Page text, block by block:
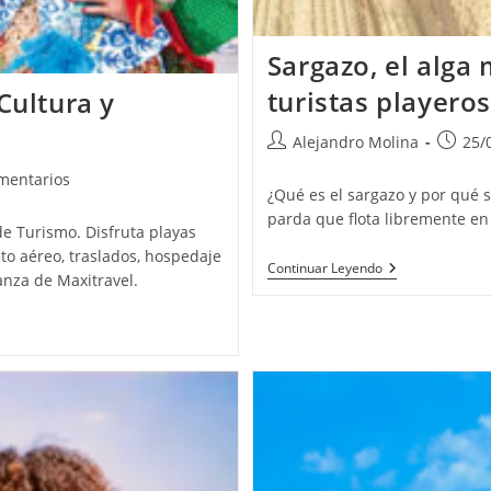
y
Turismo. Disfruta playas
aéreo, traslados, hospedaje
de Maxitravel.
Sargazo, el
turistas
Autor
la
entrada:
Alejandro Molina
la
25/
¿Qué es el sargazo y por qué
parda que flota libremente
Continuar LeyendoSargazo,
El
Rechazo
Playeros.